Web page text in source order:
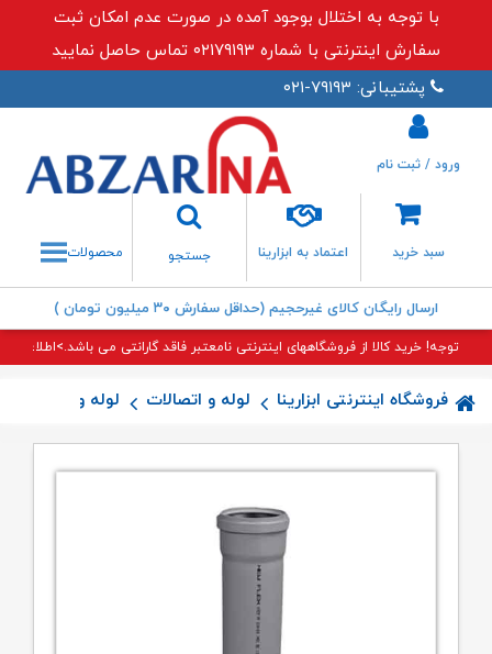
با توجه به اختلال بوجود آمده در صورت عدم امکان ثبت
سفارش اینترنتی با شماره ۰۲۱۷۹۱۹۳ تماس حاصل نمایید
پشتیبانی: ۷۹۱۹۳-۰۲۱
سبد خرید اعتماد به ابزارینا
جستجو
جستجو
ورود / ثبت نام
محصولات
ارسال رایگان کالای غیرحجیم (حداقل سفارش ۳۰ میلیون تومان )
توجه! خرید کالا از فروشگاههای اینترنتی نامعتبر فاقد گارانتی می باشد.>اطلاعات
فروشگاه اینترنتی ابزارینا لوله و اتصالات لوله و